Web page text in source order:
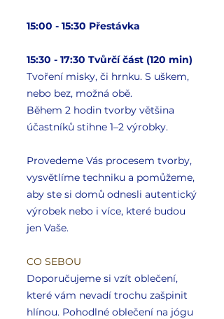
​15:00 - 15:30 Přestávka
15:30 - 17:30 Tvůrčí část (120 min)
Tvoření misky, či hrnku. S uškem,
nebo bez, možná obě.
Během 2 hodin tvorby většina
účastníků stihne 1–2 výrobky.
Provedeme Vás procesem tvorby,
vysvětlíme techniku a pomůžeme,
aby ste si domů odnesli autentický
výrobek nebo i více, které budou
jen Vaše.
CO SEBOU
Doporučujeme si vzít oblečení,
které vám nevadí trochu zašpinit
hlínou. Pohodlné oblečení na jógu